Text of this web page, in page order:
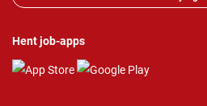
Hent job-apps